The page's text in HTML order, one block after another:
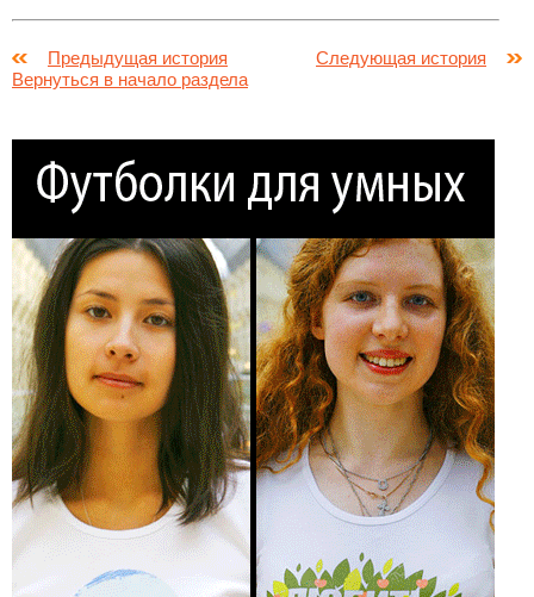
Предыдущая история
Следующая история
Вернуться в начало раздела